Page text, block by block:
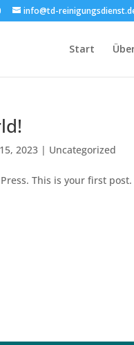
info@td-
Start
2023 | Uncategorized
This is your first